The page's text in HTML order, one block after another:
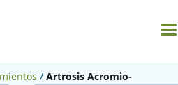
/ Artrosis Acromio-